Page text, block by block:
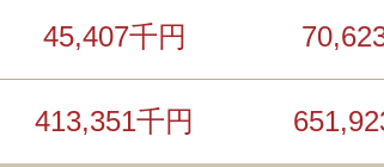
45,407千円
413,351千円